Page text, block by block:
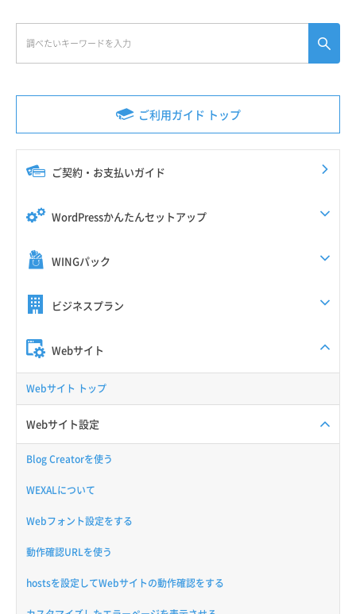
ご利用ガイド トップ
ご契約・お支払いガイド
WordPressかんたんセットアップ
WINGパック
ビジネスプラン
Webサイト
Webサイト トップ
Webサイト設定
Blog Creatorを使う
WEXALについて
Webフォント設定をする
動作確認URLを使う
hostsを設定してWebサイトの動作確認をする